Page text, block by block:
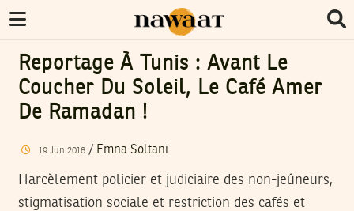
Reportage À Tunis : Avant Le
Coucher Du Soleil, Le Café Amer
De Ramadan !
19 Jun 2018/ Emna Soltani
Harcèlement policier et judiciaire des non-jeûneurs,
stigmatisation sociale et restriction des cafés et